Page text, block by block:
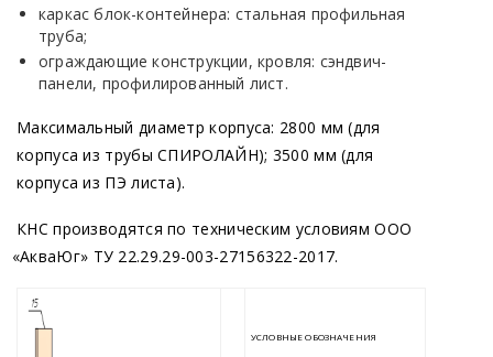
Продукция
Канализационная насосная станция
каркас блок-контейнера: стальная профильная
труба;
ограждающие конструкции, кровля: сэндвич-
панели, профилированный лист.
Максимальный диаметр корпуса: 2800 мм (для
корпуса из трубы СПИРОЛАЙН); 3500 мм (для
корпуса из ПЭ листа).
КНС производятся по техническим условиям ООО
«АкваЮг» ТУ 22.29.29-003-27156322-2017.